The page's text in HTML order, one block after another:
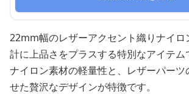
22mm幅のレザーアクセント織りナイロ
計に上品さをプラスする特別なアイテム
ナイロン素材の軽量性と、レザーパーツ
せた贅沢なデザインが特徴です。